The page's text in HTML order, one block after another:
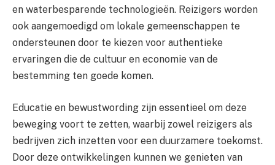
en waterbesparende technologieën. Reizigers worden
ook aangemoedigd om lokale gemeenschappen te
ondersteunen door te kiezen voor authentieke
ervaringen die de cultuur en economie van de
bestemming ten goede komen.
Educatie en bewustwording zijn essentieel om deze
beweging voort te zetten, waarbij zowel reizigers als
bedrijven zich inzetten voor een duurzamere toekomst.
Door deze ontwikkelingen kunnen we genieten van